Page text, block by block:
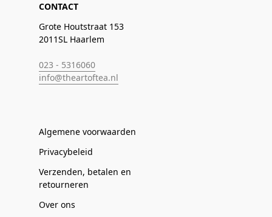
CONTACT
Grote Houtstraat 153
2011SL Haarlem
023 - 5316060
info@theartoftea.nl
Algemene voorwaarden
Privacybeleid
Verzenden, betalen en
retourneren
Over ons